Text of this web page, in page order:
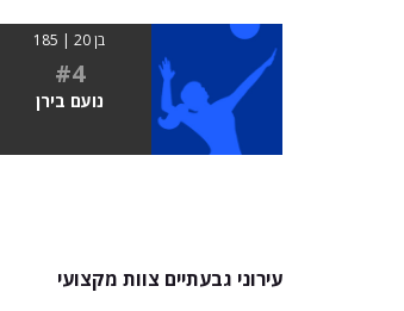
בן 20 | 185
#4
נועם בירן
עירוני גבעתיים צוות מקצועי